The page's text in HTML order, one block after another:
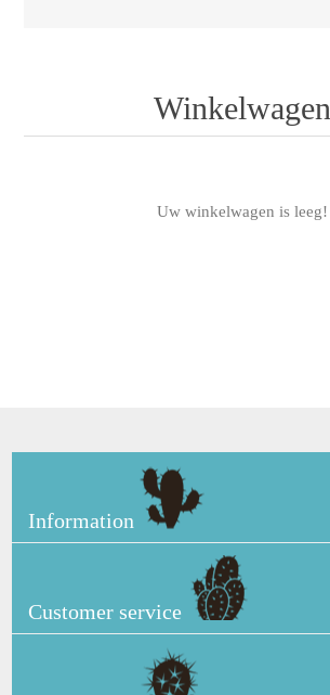
Winkelwagen
Uw winkelwagen is leeg!
Information
Customer service